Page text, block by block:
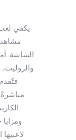
يكفي
الشاشة.
والروليت،
مباشرةً